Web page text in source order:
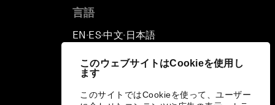
このウェブサイトはCookieを使用し
ます
このサイトではCookieを使って、ユーザー
言語
EN ▪ES▪中文▪ 日本語